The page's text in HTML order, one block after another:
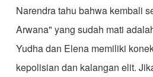
Narendra tahu bahwa kembali
Arwana" yang sudah mati
Yudha dan Elena memiliki
kepolisian dan kalangan elit.